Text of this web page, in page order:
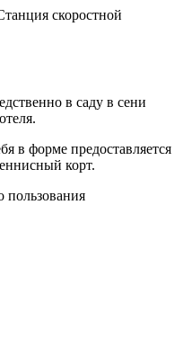
скоростной
в саду в сени
в форме предоставляется
корт.
пользования